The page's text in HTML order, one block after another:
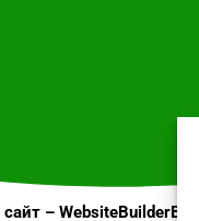
сайт –WebsiteBuilderBG